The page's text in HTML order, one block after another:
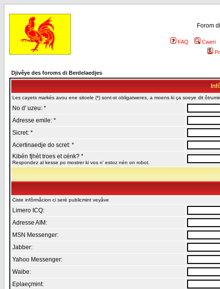
Forom
FAQ
Cweri
Djivêye des foroms di Berdelaedjes
Les cayets markés avou ene sitoele (*) sont-st obligatweres, a moens ki ça soeye dit
No d' uzeu: *
Adresse emile: *
Sicret: *
Acertinaedje do scret: *
Kibén fjhèt troes et cénk? *
Respondez al kesse po mostrer ki vos n' estoz nén on robot.
Ciste infôrmåcion ci serè publicmint veyåve
Limero ICQ:
Adresse AIM:
MSN Messenger:
Jabber:
Yahoo Messenger:
Waibe:
Eplaeçmint: